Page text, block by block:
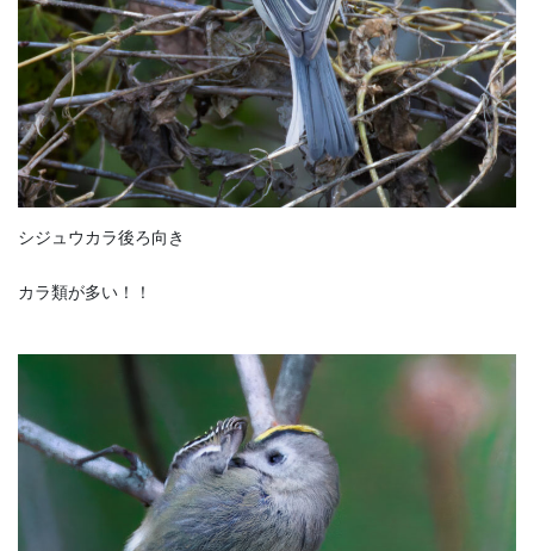
シジュウカラ後ろ向き
カラ類が多い！！